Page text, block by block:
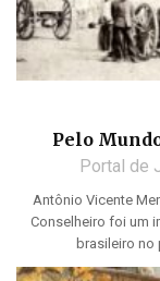
Pelo
Portal de
Antônio Vicente
Conselheiro foi um
brasileiro no